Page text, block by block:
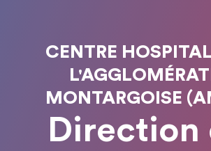
CENTRE
MONTARGOISE
Direction